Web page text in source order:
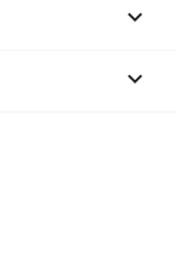

keyboard_arrow_down